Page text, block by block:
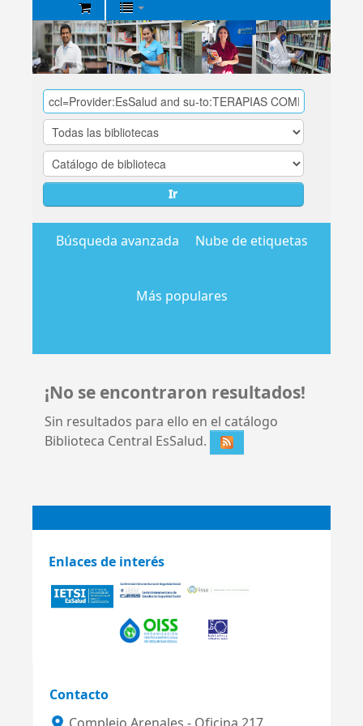
Biblioteca
Central
EsSalud
Ir
Búsqueda avanzada Nube de etiquetas
Más populares
¡No se encontraron resultados!
Sin resultados para ello en el catálogo
Biblioteca Central EsSalud.
Enlaces de interés
Contacto